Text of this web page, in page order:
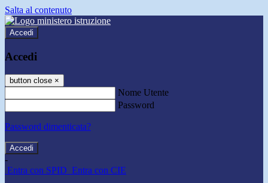
Salta al contenuto
Accedi
Accedi
button close ×
Nome Utente
Password
Password dimenticata?
-
Entra con SPID Entra con CIE